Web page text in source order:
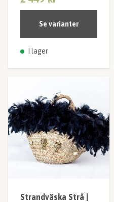
Se varianter
I lager
Strandväska Strå |